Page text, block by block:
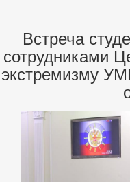
Встреча
сотрудниками
экстремизму